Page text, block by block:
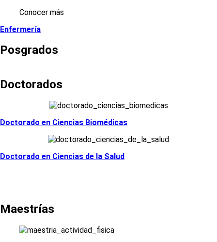
Conocer más
Enfermería
Posgrados
Doctorados
Doctorado en Ciencias Biomédicas
Doctorado en Ciencias de la Salud
Maestrías